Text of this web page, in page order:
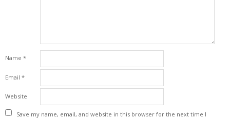
Name *
Email *
Website
Save my name, email, and website in this browser for the next time I